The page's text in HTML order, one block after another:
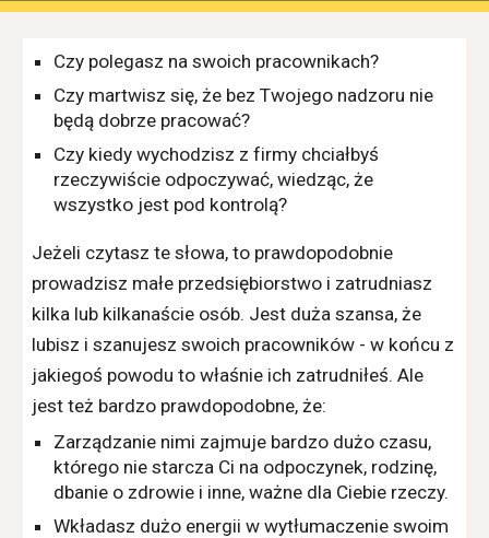
Czy polegasz na swoich pracownikach?
Czy martwisz się, że bez Twojego nadzoru nie
będą dobrze pracować?
Czy kiedy wychodzisz z firmy chciałbyś
rzeczywiście odpoczywać, wiedząc, że
wszystko jest pod kontrolą?
Jeżeli czytasz te słowa, to prawdopodobnie
prowadzisz małe przedsiębiorstwo i zatrudniasz
kilka lub kilkanaście osób. Jest duża szansa, że
lubisz i szanujesz swoich pracowników - w końcu z
jakiegoś powodu to właśnie ich zatrudniłeś. Ale
jest też bardzo prawdopodobne, że:
Zarządzanie nimi zajmuje bardzo dużo czasu,
którego nie starcza Ci na odpoczynek, rodzinę,
dbanie o zdrowie i inne, ważne dla Ciebie rzeczy.
Wkładasz dużo energii w wytłumaczenie swoim